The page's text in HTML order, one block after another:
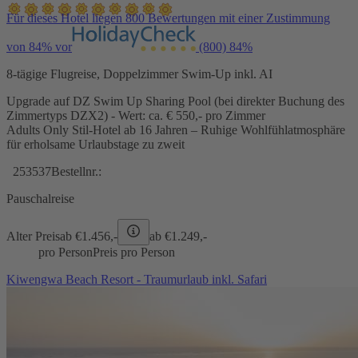
Für dieses Hotel liegen 800 Bewertungen mit einer Zustimmung
von 84% vor (800) 84%
8-tägige Flugreise, Doppelzimmer Swim-Up inkl. AI
Upgrade auf DZ Swim Up Sharing Pool (bei direkter Buchung des
Zimmertyps DZX2) - Wert: ca. € 550,- pro Zimmer
Adults Only Stil-Hotel ab 16 Jahren – Ruhige Wohlfühlatmosphäre
für erholsame Urlaubstage zu zweit
253537Bestellnr.:
Pauschalreise
Alter Preisab €1.456,- ab €1.249,-
pro PersonPreis pro Person
Kiwengwa Beach Resort - Traumurlaub inkl. Safari